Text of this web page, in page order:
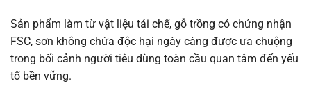
Sản phẩm làm từ vật liệu tái chế, gỗ trồng có chứng nhận
FSC, sơn không chứa độc hại ngày càng được ưa chuộng
trong bối cảnh người tiêu dùng toàn cầu quan tâm đến yếu
tố bền vững.